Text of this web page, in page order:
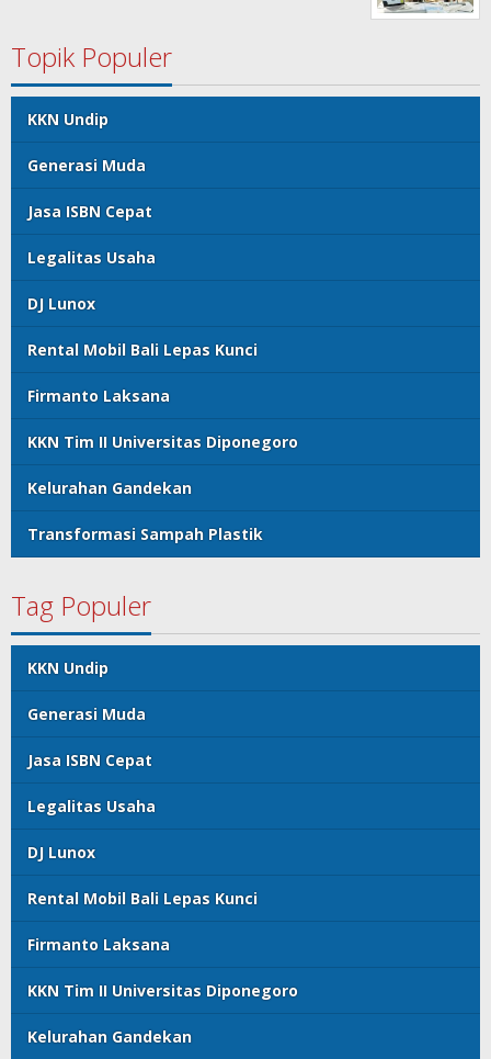
Topik Populer
KKN Undip
Generasi Muda
Jasa ISBN Cepat
Legalitas Usaha
DJ Lunox
Rental Mobil Bali Lepas Kunci
Firmanto Laksana
KKN Tim II Universitas Diponegoro
Kelurahan Gandekan
Transformasi Sampah Plastik
Tag Populer
KKN Undip
Generasi Muda
Jasa ISBN Cepat
Legalitas Usaha
DJ Lunox
Rental Mobil Bali Lepas Kunci
Firmanto Laksana
KKN Tim II Universitas Diponegoro
Kelurahan Gandekan